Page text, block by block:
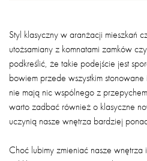
Styl klasyczny w aranżacji mieszkań
utożsamiany z komnatami zamków
podkreślić, że takie podejście jest
bowiem przede wszystkim
nie mają nic wspólnego z
warto zadbać również o klasyczne
uczynią nasze wnętrza bardziej
Choć lubimy zmieniać nasze wnętrza